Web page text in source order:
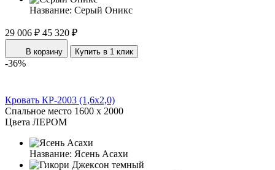
Название: Серый Оникс
29 006 ₽ 45 320 ₽
В корзину Купить в 1 клик
-36%
Кровать КР-2003 (1,6x2,0)
Спальное место 1600 x 2000
Цвета ЛЕРОМ
Название: Ясень Асахи